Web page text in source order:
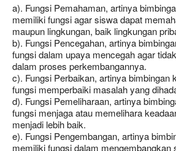
a). Fungsi Pemahaman, artinya
memiliki fungsi agar siswa dapat
maupun lingkungan, baik lingkungan
b). Fungsi Pencegahan, artinya
fungsi dalam upaya mencegah agar
dalam proses perkembangannya.
c). Fungsi Perbaikan, artinya bimbingan
fungsi memperbaiki masalah yang
d). Fungsi Pemeliharaan, artinya
fungsi menjaga atau memelihara
menjadi lebih baik.
e). Fungsi Pengembangan, artinya
memiliki fungsi dalam mengembangkan